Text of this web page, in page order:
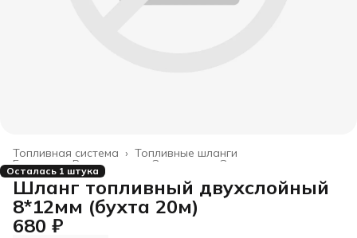
Топливные шланги
Топливная система ›
Запчасти корпус
Запчасти
Все товары
Главная ›
Осталась 1 штука
Шланг топливный двухслойный
8*12мм (бухта 20м)
680 ₽